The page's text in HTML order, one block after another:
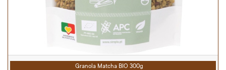
Granola Matcha BIO 300g